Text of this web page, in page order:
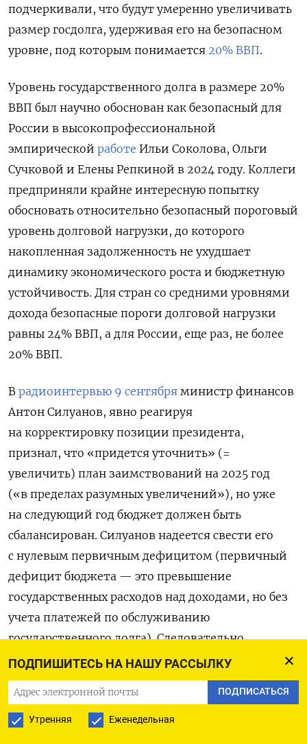
ПОДПИШИТЕСЬ НА НАШУ РАССЫЛКУ
ПОДПИСАТЬСЯ
Утренняя Еженедельная
подчеркивали, что будут умеренно увеличивать
размер госдолга, удерживая его на безопасном
уровне, под которым понимается 20% ВВП.
Уровень государственного долга в размере 20%
ВВП был научно обоснован как безопасный для
России в высокопрофессиональной
эмпирической работе Ильи Соколова, Ольги
Сучковой и Елены Репкиной в 2024 году. Коллеги
предприняли крайне интересную попытку
обосновать относительно безопасный пороговый
уровень долговой нагрузки, до которого
накопленная задолженность не ухудшает
динамику экономического роста и бюджетную
устойчивость. Для стран со средними уровнями
дохода безопасные пороги долговой нагрузки
равны 24% ВВП, а для России, еще раз, не более
20% ВВП.
В радиоинтервью 9 сентября министр финансов
Антон Силуанов, явно реагируя
на корректировку позиции президента,
признал, что «придется уточнить» (=
увеличить) план заимствований на 2025 год
(«в пределах разумных увеличений»), но уже
на следующий год бюджет должен быть
сбалансирован. Силуанов надеется свести его
с нулевым первичным дефицитом (первичный
дефицит бюджета — это превышение
государственных расходов над доходами, но без
учета платежей по обслуживанию
государственного долга). Следовательно,
вторичный (итоговый) дефицит федерального
бюджета 2026 года будет фактически равен
расходам на обслуживание госдолга. Это весьма
разумная консервативная позиция, которая,